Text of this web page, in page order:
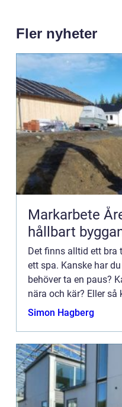
Fler nyheter
Markarbete Åre grunden
hållbart
Det finns alltid ett
ett spa. Kanske har
behöver ta en paus?
nära och kär? Eller
härlig vistelse
Simon Hagberg